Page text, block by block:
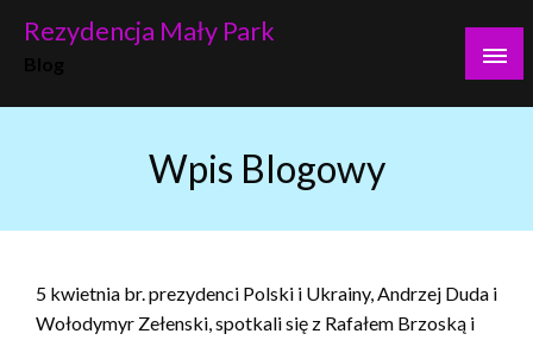
Rezydencja Mały Park
Wpis Blogowy
5 kwietnia br. prezydenci Polski i Ukrainy, Andrzej Duda i
Wołodymyr Zełenski, spotkali się z Rafałem Brzoską i